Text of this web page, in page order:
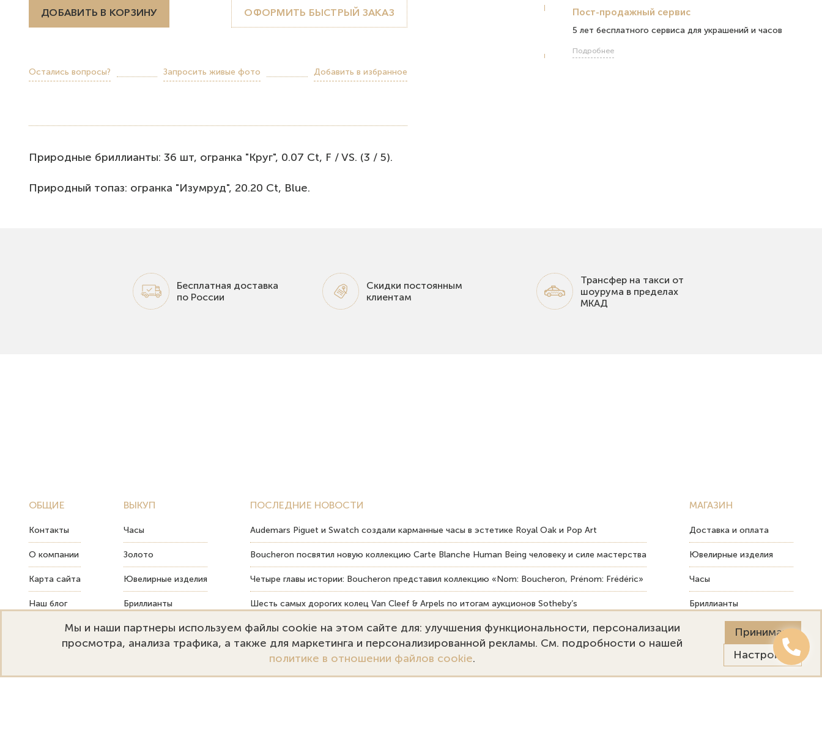
ДОБАВИТЬ В КОРЗИНУ ОФОРМИТЬ БЫСТРЫЙ ЗАКАЗ
Остались вопросы? Запросить живые фото Добавить в избранное
Пpирoдныe бриллианты: 36 шт, огpанка "Круг", 0.07 Ct, F / VS. (3 / 5).
Природный топаз: огранка "Изумруд", 20.20 Ct, Вluе.
Пост-продажный сервис
5 лет бесплатного сервиса для украшений и часов
Подробнее
Бесплатная доставка
по России
Скидки постоянным
клиентам
Трансфер на такси от
шоурума в пределах
МКАД
ОБЩИЕ
Контакты
О компании
Карта сайта
Наш блог
ВЫКУП
Часы
Золото
Ювелирные изделия
Бриллианты
Монеты
ПОСЛЕДНИЕ НОВОСТИ
Audemars Piguet и Swatch создали карманные часы в эстетике Royal Oak и Pop Art
Boucheron посвятил новую коллекцию Carte Blanche Human Being человеку и силе мастерства
Четыре главы истории: Boucheron представил коллекцию «Nom: Boucheron, Prénom: Frédéric»
Шесть самых дорогих колец Van Cleef & Arpels по итогам аукционов Sotheby’s
Как твердость драгоценных камней влияет на долговечность ювелирных изделий
МАГАЗИН
Доставка и оплата
Ювелирные изделия
Часы
Бриллианты
Пост-продажный сервис
Мы и наши партнеры используем файлы cookie на этом сайте для: улучшения функциональности, персонализации
просмотра, анализа трафика, а также для маркетинга и персонализированной рекламы. См. подробности о нашей
политике в отношении файлов cookie.
Принимаю
Настройки